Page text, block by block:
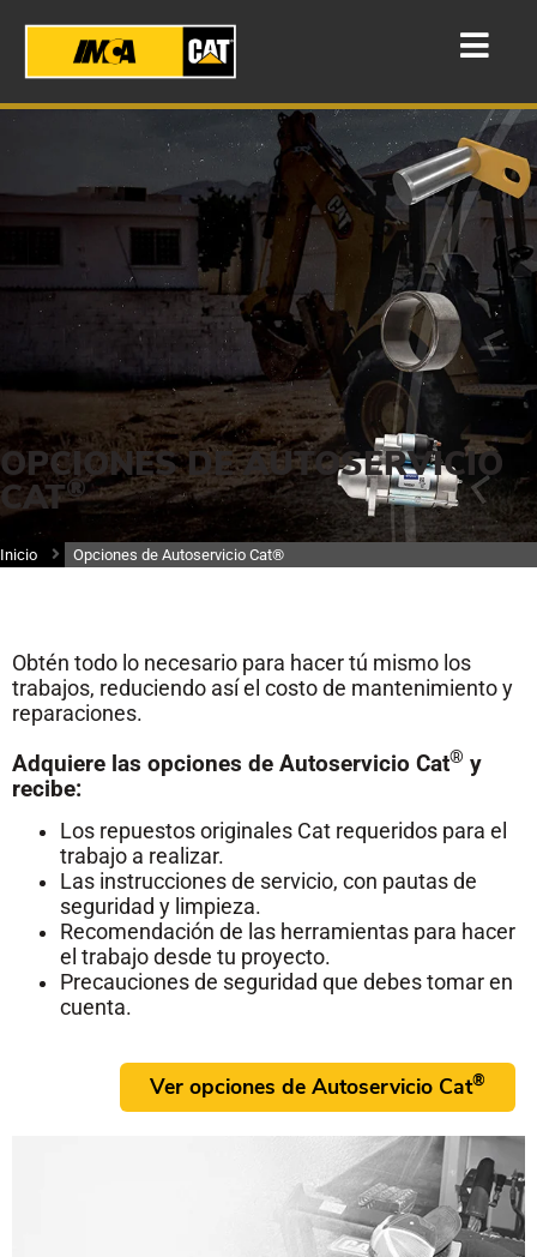
OPCIONES DE AUTOSERVICIO
CAT®
Inicio Opciones de Autoservicio Cat®
Obtén todo lo necesario para hacer tú mismo los
trabajos, reduciendo así el costo de mantenimiento y
reparaciones.​
Adquiere las opciones de Autoservicio Cat® y
recibe:
Los repuestos originales Cat requeridos para el
trabajo a realizar.​
Las instrucciones de servicio, con pautas de
seguridad y limpieza.​
Recomendación de las herramientas para hacer
el trabajo desde tu proyecto.​
Precauciones de seguridad que debes tomar en
cuenta.
Ver opciones de Autoservicio Cat®